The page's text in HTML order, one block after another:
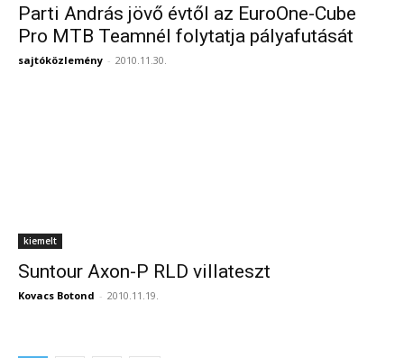
Parti András jövő évtől az EuroOne-Cube
Pro MTB Teamnél folytatja pályafutását
sajtóközlemény - 2010.11.30.
kiemelt
Suntour Axon-P RLD villateszt
Kovacs Botond - 2010.11.19.